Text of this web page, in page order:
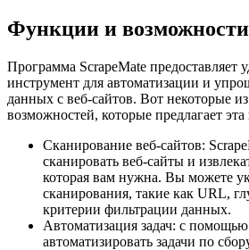
Функции и возможности
Программа ScrapeMate
инструмент для автоматизации и
данных с веб-сайтов. Вот некоторые
возможностей, которые предлагает
Сканирование веб-сайтов:
сканировать веб-сайты и
которая вам нужна. Вы можете
сканирования, такие как URL,
критерии фильтрации данных.
Автоматизация задач: с
автоматизировать задачи по